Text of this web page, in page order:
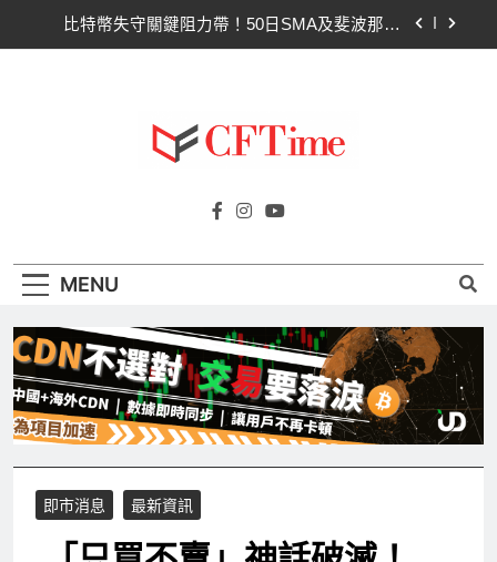
比特幣失守關鍵阻力帶！50日SMA及斐波那契
Circle Q2逆轉虧損 惟遭摩根士丹利狠砍目標價 市
場聚焦流通量萎縮
比特幣失守關鍵阻力帶！50日SMA及斐波那契
CLARITY法案道德條款談判陷僵局！Warren正式
場聚焦流通量萎縮
CLARITY法案60票門檻仍差關鍵缺口！民主黨七
參議員聯合聲明：現有提案尚未準備好
Cftime.io
AI（ChatGPT）、區塊鏈、NFT、加密貨
MENU
即市消息 最新資訊